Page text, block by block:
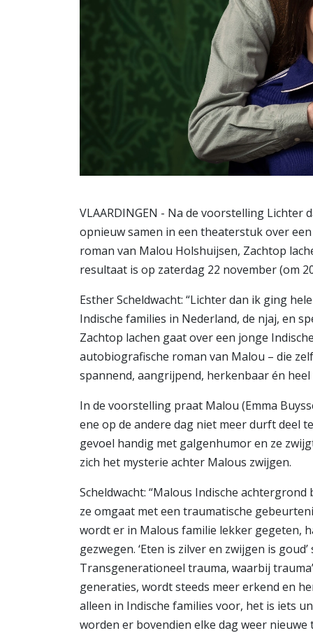
VLAARDINGEN - Na de voorstelling Lichter
opnieuw samen in een theaterstuk over
roman van Malou Holshuijsen, Zachtop
resultaat is op zaterdag 22 november (om
Esther Scheldwacht: “Lichter dan ik ging
Indische families in Nederland, de njaj, en
Zachtop lachen gaat over een jonge
autobiografische roman van Malou – die
spannend, aangrijpend, herkenbaar én
In de voorstelling praat Malou (Emma
ene op de andere dag niet meer durft deel
gevoel handig met galgenhumor en ze
zich het mysterie achter Malous zwijgen.
Scheldwacht: “Malous Indische
ze omgaat met een traumatische
wordt er in Malous familie lekker gegeten,
gezwegen. ‘Eten is zilver en zwijgen is
Transgenerationeel trauma, waarbij
generaties, wordt steeds meer erkend en
alleen in Indische families voor, het is iets
worden er bovendien elke dag weer